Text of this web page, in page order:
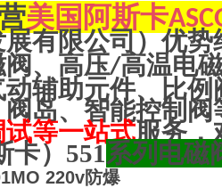
美国阿斯卡
有限公司）优势
、高压/高温电
辅助元件、比
岛、智能控制
等一站式服务，
卡）551系列电磁
220v防爆